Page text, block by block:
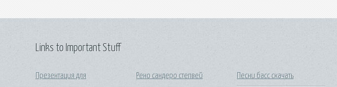
Links to Important Stuff
Презентация для
Рено сандеро степвей
Песни басс скачать